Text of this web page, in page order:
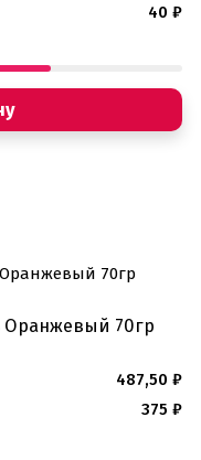
40 ₽
Оранжевый 70гр
487,50 ₽
375 ₽